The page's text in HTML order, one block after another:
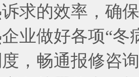
求的效率，确
业做好各项“冬
，畅通报修咨